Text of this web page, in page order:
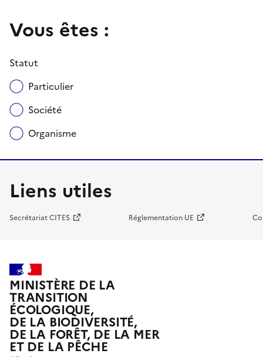
Vous êtes :
Statut
Particulier
Société
Organisme
Liens utiles
Secrétariat CITES Réglementation UE
MINISTÈRE DE LA
TRANSITION
ÉCOLOGIQUE,
DE LA BIODIVERSITÉ,
DE LA FORÊT, DE LA MER
ET DE LA PÊCHE